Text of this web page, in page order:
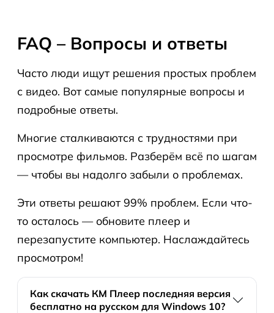
FAQ – Вопросы и ответы
Часто люди ищут решения простых проблем
с видео. Вот самые популярные вопросы и
подробные ответы.
Многие сталкиваются с трудностями при
просмотре фильмов. Разберём всё по шагам
— чтобы вы надолго забыли о проблемах.
Эти ответы решают 99% проблем. Если что-
то осталось — обновите плеер и
перезапустите компьютер. Наслаждайтесь
просмотром!
Как скачать КМ Плеер последняя версия
бесплатно на русском для Windows 10?